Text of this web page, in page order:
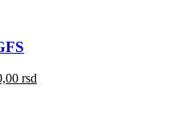
rsd